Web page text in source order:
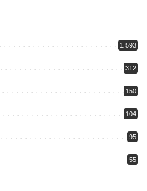
1 593
312
150
104
95
55